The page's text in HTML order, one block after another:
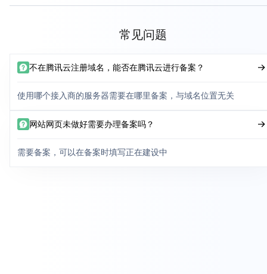
常见问题
不在腾讯云注册域名，能否在腾讯云进行备案？
使用哪个接入商的服务器需要在哪里备案，与域名位置无关
网站网页未做好需要办理备案吗？
需要备案，可以在备案时填写正在建设中